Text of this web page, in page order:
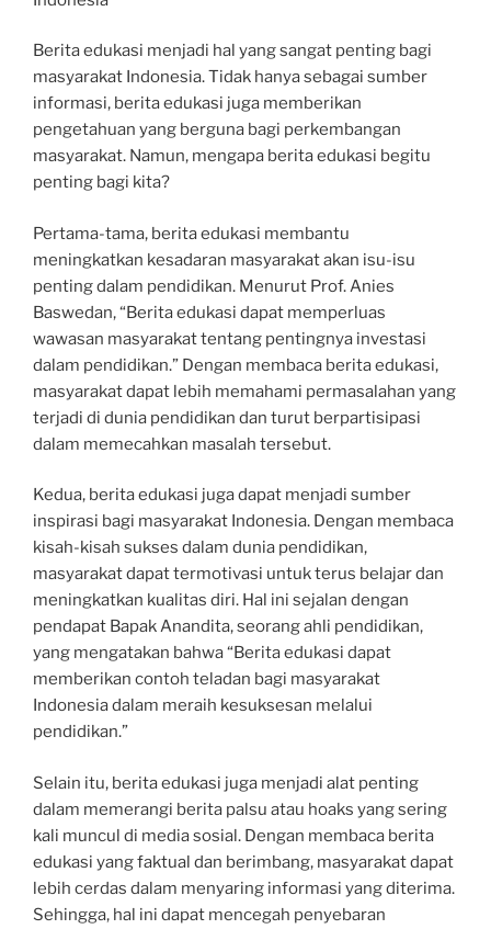
Berita edukasi menjadi hal yang sangat penting bagi
masyarakat Indonesia. Tidak hanya sebagai sumber
informasi, berita edukasi juga memberikan
pengetahuan yang berguna bagi perkembangan
masyarakat. Namun, mengapa berita edukasi begitu
penting bagi kita?
Pertama-tama, berita edukasi membantu
meningkatkan kesadaran masyarakat akan isu-isu
penting dalam pendidikan. Menurut Prof. Anies
Baswedan, “Berita edukasi dapat memperluas
wawasan masyarakat tentang pentingnya investasi
dalam pendidikan.” Dengan membaca berita edukasi,
masyarakat dapat lebih memahami permasalahan yang
terjadi di dunia pendidikan dan turut berpartisipasi
dalam memecahkan masalah tersebut.
Kedua, berita edukasi juga dapat menjadi sumber
inspirasi bagi masyarakat Indonesia. Dengan membaca
kisah-kisah sukses dalam dunia pendidikan,
masyarakat dapat termotivasi untuk terus belajar dan
meningkatkan kualitas diri. Hal ini sejalan dengan
pendapat Bapak Anandita, seorang ahli pendidikan,
yang mengatakan bahwa “Berita edukasi dapat
memberikan contoh teladan bagi masyarakat
Indonesia dalam meraih kesuksesan melalui
pendidikan.”
Selain itu, berita edukasi juga menjadi alat penting
dalam memerangi berita palsu atau hoaks yang sering
kali muncul di media sosial. Dengan membaca berita
edukasi yang faktual dan berimbang, masyarakat dapat
lebih cerdas dalam menyaring informasi yang diterima.
Sehingga, hal ini dapat mencegah penyebaran